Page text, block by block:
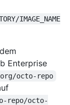
IMAGE_NAME
Enterprise
org/octo-repo
repo/octo-